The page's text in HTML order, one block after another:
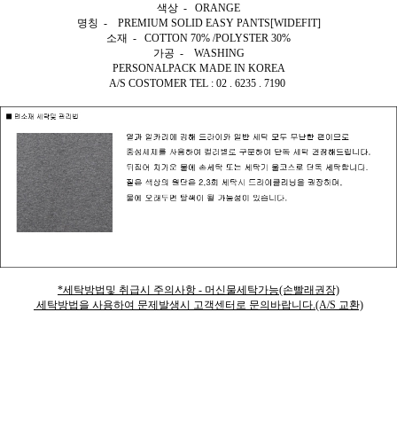
색상 - ORANGE
명칭 - PREMIUM SOLID EASY PANTS[WIDEFIT]
소재 - COTTON 70% /POLYSTER 30%
가공 - WASHING
PERSONALPACK MADE IN KOREA
A/S COSTOMER TEL : 02 . 6235 . 7190
*세탁방법및 취급시 주의사항 - 머신물세탁가능(손빨래권장)
세탁방법을 사용하여 문제발생시 고객센터로 문의바랍니다.(A/S 교환)